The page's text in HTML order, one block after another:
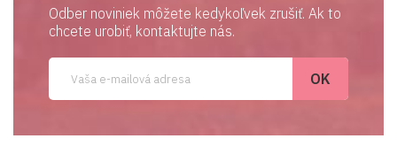
Odber noviniek môžete kedykoľvek zrušiť. Ak to
chcete urobiť, kontaktujte nás.